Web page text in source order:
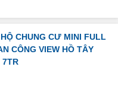
CHUNG CƯ MINI FULL
CÔNG VIEW HỒ TÂY
7TR